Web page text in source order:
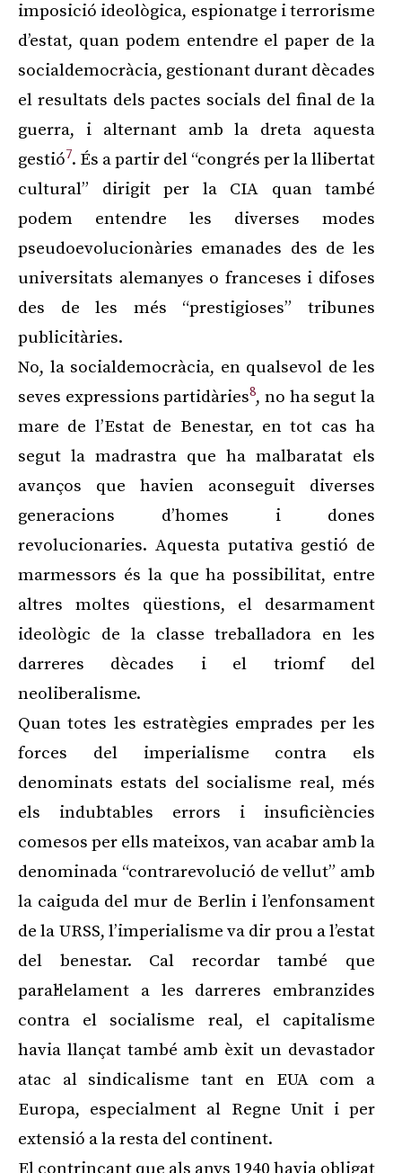
imposició ideològica, espionatge i terrorisme
d’estat, quan podem entendre el paper de la
socialdemocràcia, gestionant durant dècades
el resultats dels pactes socials del final de la
guerra, i alternant amb la dreta aquesta
gestió7. És a partir del “congrés per la llibertat
cultural” dirigit per la CIA quan també
podem entendre les diverses modes
pseudoevolucionàries emanades des de les
universitats alemanyes o franceses i difoses
des de les més “prestigioses” tribunes
publicitàries.
No, la socialdemocràcia, en qualsevol de les
seves expressions partidàries8, no ha segut la
mare de l’Estat de Benestar, en tot cas ha
segut la madrastra que ha malbaratat els
avanços que havien aconseguit diverses
generacions d’homes i dones
revolucionaries. Aquesta putativa gestió de
marmessors és la que ha possibilitat, entre
altres moltes qüestions, el desarmament
ideològic de la classe treballadora en les
darreres dècades i el triomf del
neoliberalisme.
Quan totes les estratègies emprades per les
forces del imperialisme contra els
denominats estats del socialisme real, més
els indubtables errors i insuficiències
comesos per ells mateixos, van acabar amb la
denominada “contrarevolució de vellut” amb
la caiguda del mur de Berlin i l’enfonsament
de la URSS, l’imperialisme va dir prou a l’estat
del benestar. Cal recordar també que
paral·lelament a les darreres embranzides
contra el socialisme real, el capitalisme
havia llançat també amb èxit un devastador
atac al sindicalisme tant en EUA com a
Europa, especialment al Regne Unit i per
extensió a la resta del continent.